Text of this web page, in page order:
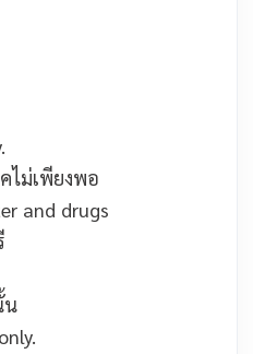
ไม่เพียงพอ
and drugs
น